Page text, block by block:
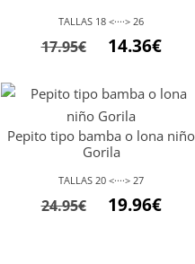
TALLAS 18 <····> 26
17.95€
El
original
era:
17.95€.
14.36€El
Pepito tipo bamba o lona niño
Gorila
TALLAS 20 <····> 27
24.95€
El19.96€El